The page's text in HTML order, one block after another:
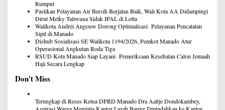
Rumput
Pastikan Pelayanan Air Bersih Berjalan Baik, Wali Kota AA Didampingi
Dirut Melky Taliwuna Sidak IPAL di Lotta
Walikota Andrei Angouw Dorong Optimalisasi Pelayanan Pencatatan
Sipil di Manado
Dishub Sosialisasi SE Walikota 1194/2026, Pemkot Manado Atur
Operasional Angkutan Roda Tiga
RSUD Kota Manado Siap Layani Pemeriksaan Kesehatan Calon Jemaah
Haji Secara Lengkap
Don't Miss
Terungkap di Reses Ketua DPRD Manado Dra Aaltje Dondokambey,
Aspirasi Warga Meminta Kantor Lurah Banjer Dipindahkan ke Kantor